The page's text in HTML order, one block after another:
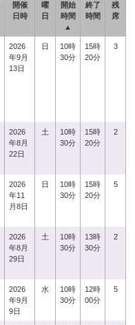
開催
日時
曜
日
開始
時間
▲
終了
時間
残
席
2026
年9月
13日
日
10時
30分
15時
20分
3
2026
年8月
22日
土
10時
30分
15時
20分
2
2026
年11
月8日
日
10時
30分
15時
20分
5
2026
年8月
29日
土
10時
30分
13時
30分
2
2026
年9月
9日
水
10時
30分
12時
00分
5